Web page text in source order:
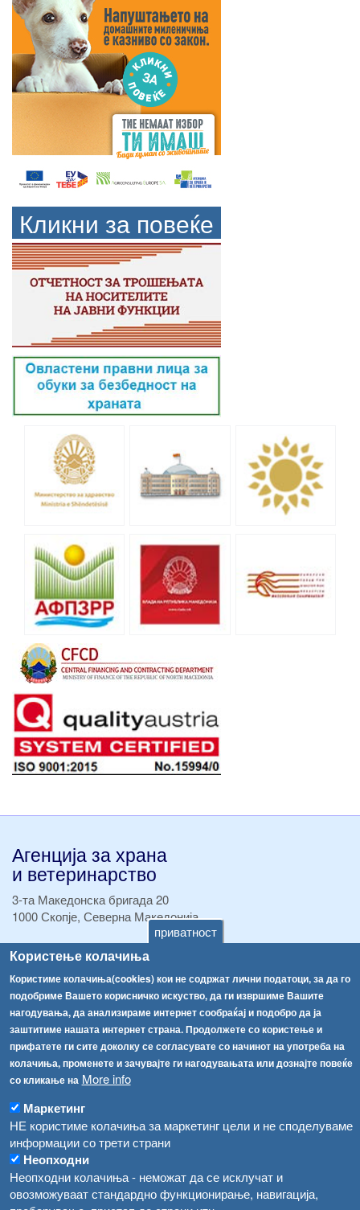
приватност
Користење колачиња
Користиме колачиња(cookies) кои не содржат лични податоци, за да го
подобриме Вашето корисничко искуство, да ги извршиме Вашите
нагодувања, да анализираме интернет сообраќај и подобро да ја
заштитиме нашата интернет страна. Продолжете со користење и
прифатете ги сите доколку се согласувате со начинот на употреба на
колачиња, променете и зачувајте ги нагодувањата или дознајте повеќе
со кликање на More info
Маркетинг
НЕ користиме колачиња за маркетинг цели и не споделуваме
информации со трети страни
Неопходни
Неопходни колачиња - неможат да се исклучат и
овозможуваат стандардно функционирање, навигација,
Кликни за повеќе
Агенција за храна
и ветеринарство
3-та Македонска бригада 20
1000 Скопје, Северна Македонија
ТЕЛ:+389 2 2457 895
ТЕЛ:+389 2 2457 873
Факс:+389 2 2457 893
Факс:+389 2 2457 871
info@fva.gov.mk
[АХВ-претходна страна]
Соопштенија
Високите температури ризик од труење со храна, опасни се и за животните
Водата во Гостивар може да се користи како техничка, продолжува испораката на флаширана вода
Во Гостивар спроведени 70 вонредни контроли
Навигација
Регистри
Обрасци
Забрани
Огласи